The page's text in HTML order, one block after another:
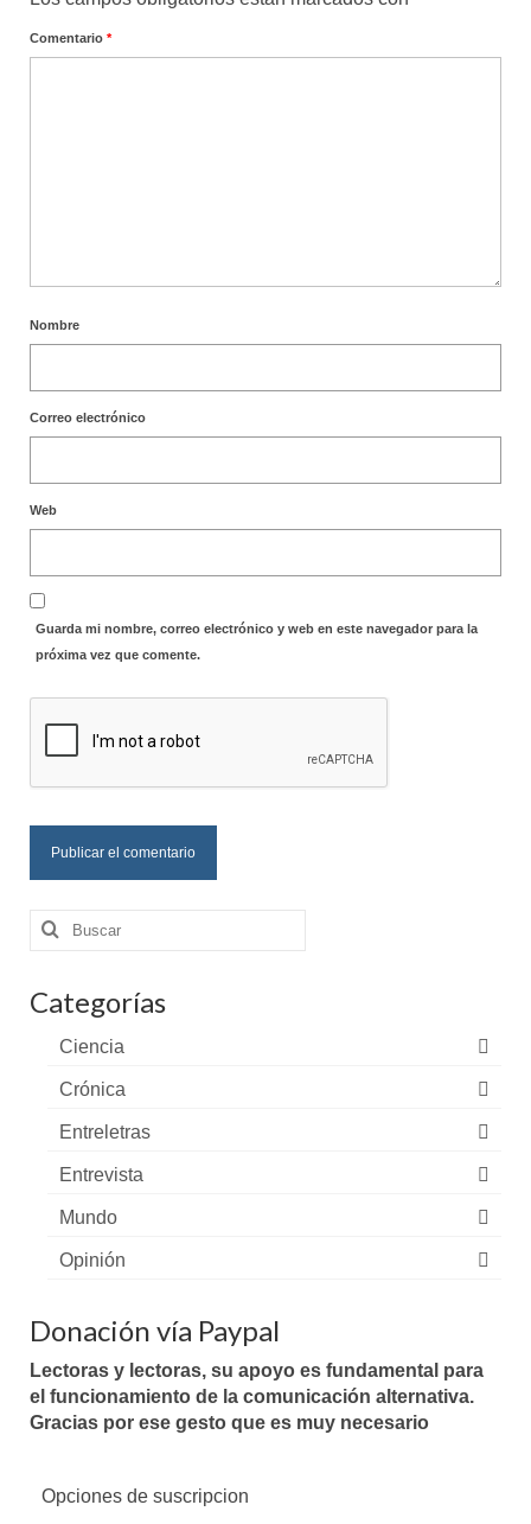
Comentario *
Nombre
Correo electrónico
Web
Guarda mi nombre, correo electrónico y web en este navegador para la
próxima vez que comente.
Buscar
por:
Categorías
Ciencia
Crónica
Entreletras
Entrevista
Mundo
Opinión
Donación vía Paypal
Lectoras y lectoras, su apoyo es fundamental para
el funcionamiento de la comunicación alternativa.
Gracias por ese gesto que es muy necesario
Opciones de suscripcion